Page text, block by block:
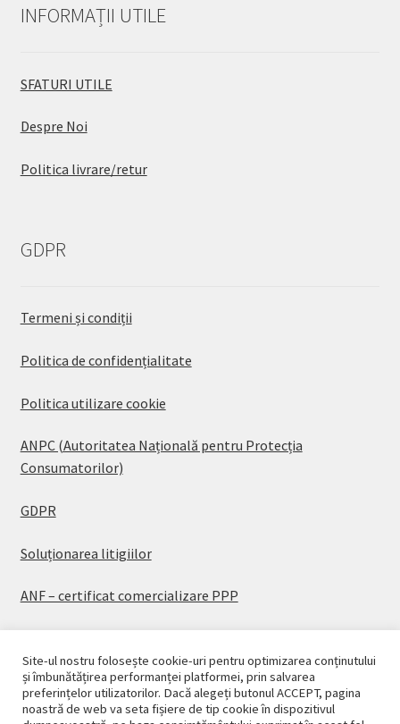
INFORMAȚII UTILE
SFATURI UTILE
Despre Noi
Politica livrare/retur
GDPR
Termeni și condiții
Politica de confidențialitate
Politica utilizare cookie
ANPC (Autoritatea Națională pentru Protecția
Consumatorilor)
GDPR
Soluționarea litigiilor
ANF – certificat comercializare PPP
© CASAPLANT 2026
Site-ul nostru folosește cookie-uri pentru optimizarea conținutului
și îmbunătățirea performanței platformei, prin salvarea
preferințelor utilizatorilor. Dacă alegeți butonul ACCEPT, pagina
noastră de web va seta fișiere de tip cookie în dispozitivul